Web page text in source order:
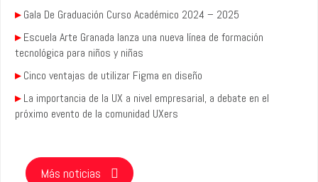
▸Gala De Graduación Curso Académico 2024 – 2025
▸Escuela Arte Granada lanza una nueva línea de formación
tecnológica para niños y niñas
▸Cinco ventajas de utilizar Figma en diseño
▸La importancia de la UX a nivel empresarial, a debate en el
próximo evento de la comunidad UXers
Más noticias